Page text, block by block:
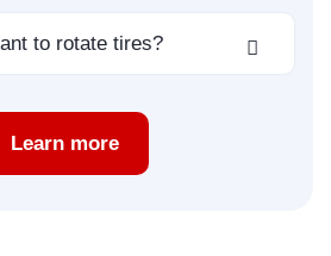
to rotate tires?
Learn more